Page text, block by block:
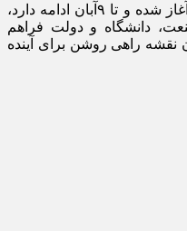
سمپوزیوم فولاد ۱۴۰۴ که از ۶ آبان آغاز شده و تا ۹آبان ادامه دارد،
دانشگاه و دولت فراهم
راهی روشن برای آینده